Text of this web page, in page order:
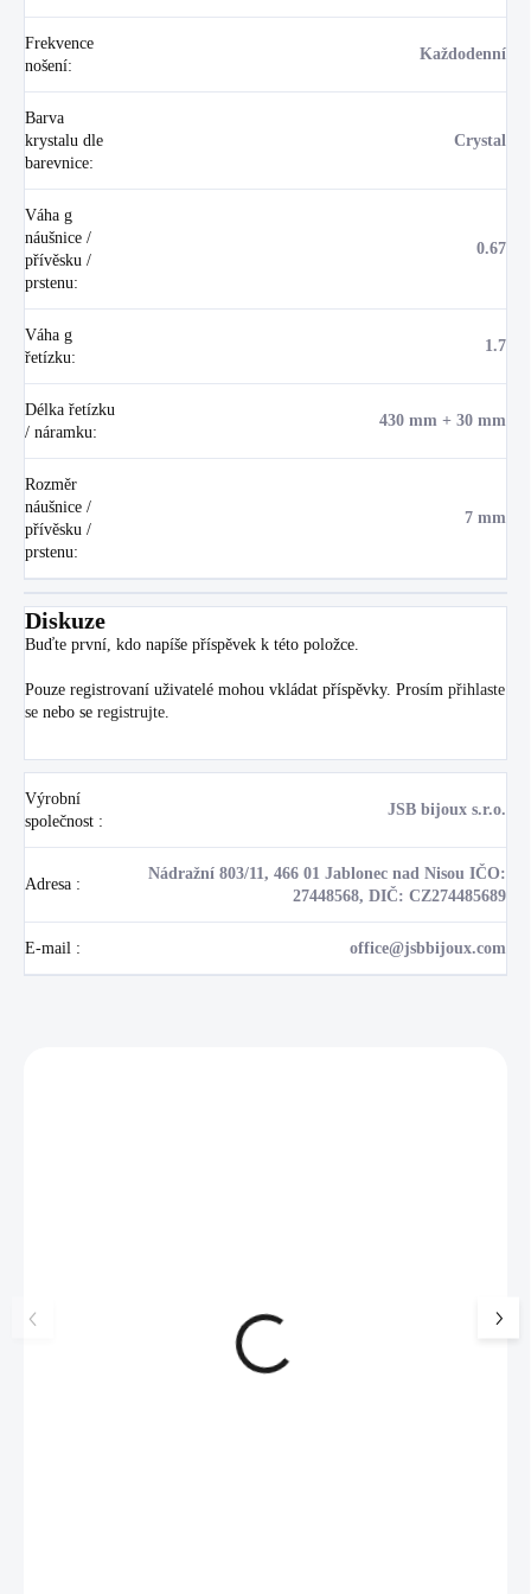
Frekvence
nošení:
Každodenní
Barva
krystalu dle
barevnice:
Crystal
Váha g
náušnice /
přívěsku /
prstenu:
0.67
Váha g
řetízku:
1.7
Délka řetízku
/ náramku:
430 mm + 30 mm
Rozměr
náušnice /
přívěsku /
prstenu:
7 mm
Diskuze
Buďte první, kdo napíše příspěvek k této položce.
Pouze registrovaní uživatelé mohou vkládat příspěvky. Prosím přihlaste
se nebo se registrujte
Výrobní
společnost :
JSB bijoux s.r.o.
Adresa :
Nádražní 803/11, 466 01 Jablonec nad Nisou IČO:
27448568, DIČ: CZ274485689
E-mail : office@jsbbijoux.com